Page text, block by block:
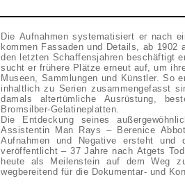
Die Aufnahmen systematisiert er nach
kommen Fassaden und Details, ab
den letzten Schaffensjahren beschäftigt
sucht er frühere Plätze erneut auf, um
Museen, Sammlungen und Künstler. So
inhaltlich zu Serien zusammengefasst
damals altertümliche Ausrüstung,
Bromsilber-Gelatineplatten.
Die Entdeckung seines
Assistentin Man Rays – Berenice
Aufnahmen und Negative ersteht
veröffentlicht – 37 Jahre nach Atgets
heute als Meilenstein auf dem Weg
wegbereitend für die Dokumentar- und